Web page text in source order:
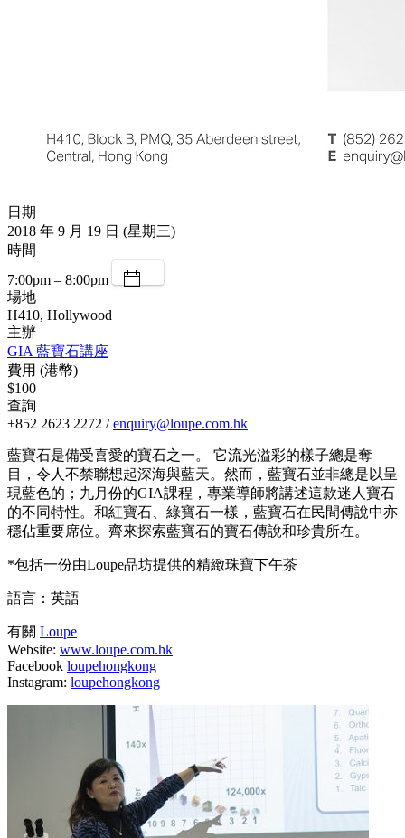
日期
2018 年 9 月 19 日 (星期三)
時間
7:00pm – 8:00pm
場地
H410, Hollywood
主辦
GIA 藍寶石講座
費用 (港幣)
$100
查詢
+852 2623 2272 /enquiry@loupe.com.hk
藍寶石是備受喜愛的寶石之一。 它流光溢彩的樣子總是奪
目，令人不禁聯想起深海與藍天。然而，藍寶石並非總是以呈
現藍色的；九月份的GIA課程，專業導師將講述這款迷人寶石
的不同特性。和紅寶石、綠寶石一樣，藍寶石在民間傳說中亦
穩佔重要席位。齊來探索藍寶石的寶石傳說和珍貴所在。
*包括一份由Loupe品坊提供的精緻珠寶下午茶
語言：英語
有關 Loupe
Website: www.loupe.com.hk
Facebook loupehongkong
Instagram: loupehongkong